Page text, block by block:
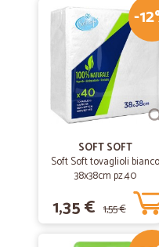
-
SOFT SOFT
Soft Soft tovaglioli bianco
38x38cm pz.40
1,35 € 1,55 €